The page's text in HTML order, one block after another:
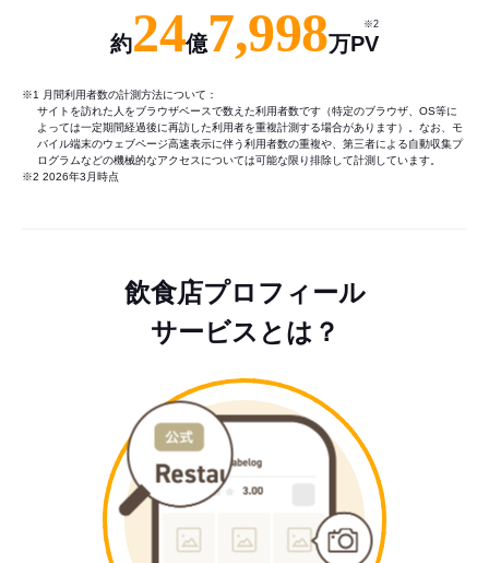
約24億7,998万PV
※2
※1 月間利用者数の計測方法について：
サイトを訪れた人をブラウザベースで数えた利用者数です（特定のブラウザ、OS等に
よっては一定期間経過後に再訪した利用者を重複計測する場合があります）。なお、モ
バイル端末のウェブページ高速表示に伴う利用者数の重複や、第三者による自動収集プ
ログラムなどの機械的なアクセスについては可能な限り排除して計測しています。
※2 2026年3月時点
飲食店プロフィール
サービスとは？